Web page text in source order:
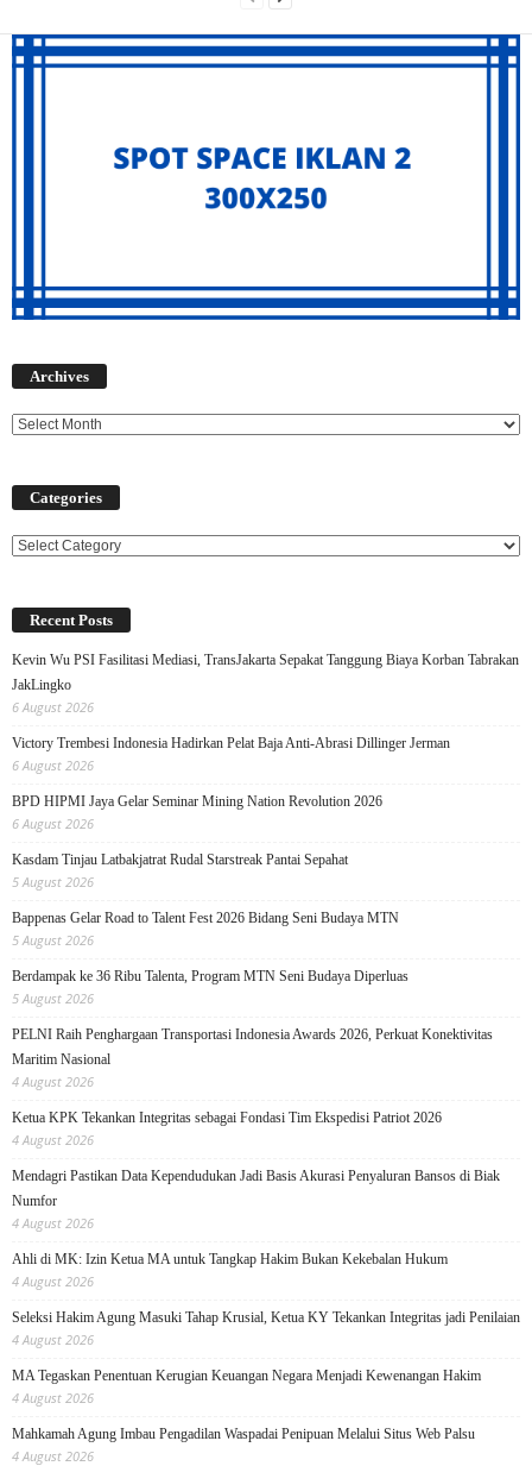
Archives
Categories
Categories
Recent Posts
Kevin Wu PSI Fasilitasi Mediasi, TransJakarta Sepakat Tanggung Biaya Korban Tabrakan
JakLingko
6 August 2026
Victory Trembesi Indonesia Hadirkan Pelat Baja Anti-Abrasi Dillinger Jerman
6 August 2026
BPD HIPMI Jaya Gelar Seminar Mining Nation Revolution 2026
6 August 2026
Kasdam Tinjau Latbakjatrat Rudal Starstreak Pantai Sepahat
5 August 2026
Bappenas Gelar Road to Talent Fest 2026 Bidang Seni Budaya MTN
5 August 2026
Berdampak ke 36 Ribu Talenta, Program MTN Seni Budaya Diperluas
5 August 2026
PELNI Raih Penghargaan Transportasi Indonesia Awards 2026, Perkuat Konektivitas
Maritim Nasional
4 August 2026
Ketua KPK Tekankan Integritas sebagai Fondasi Tim Ekspedisi Patriot 2026
4 August 2026
Mendagri Pastikan Data Kependudukan Jadi Basis Akurasi Penyaluran Bansos di Biak
Numfor
4 August 2026
Ahli di MK: Izin Ketua MA untuk Tangkap Hakim Bukan Kekebalan Hukum
4 August 2026
Seleksi Hakim Agung Masuki Tahap Krusial, Ketua KY Tekankan Integritas jadi Penilaian
4 August 2026
MA Tegaskan Penentuan Kerugian Keuangan Negara Menjadi Kewenangan Hakim
4 August 2026
Mahkamah Agung Imbau Pengadilan Waspadai Penipuan Melalui Situs Web Palsu
4 August 2026